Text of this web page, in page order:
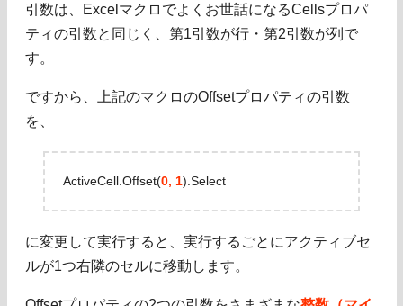
引数は、Excelマクロでよくお世話になるCellsプロパ
ティの引数と同じく、第1引数が行・第2引数が列で
す。
ですから、上記のマクロのOffsetプロパティの引数
を、
ActiveCell.Offset(0, 1).Select
に変更して実行すると、実行するごとにアクティブセ
ルが1つ右隣のセルに移動します。